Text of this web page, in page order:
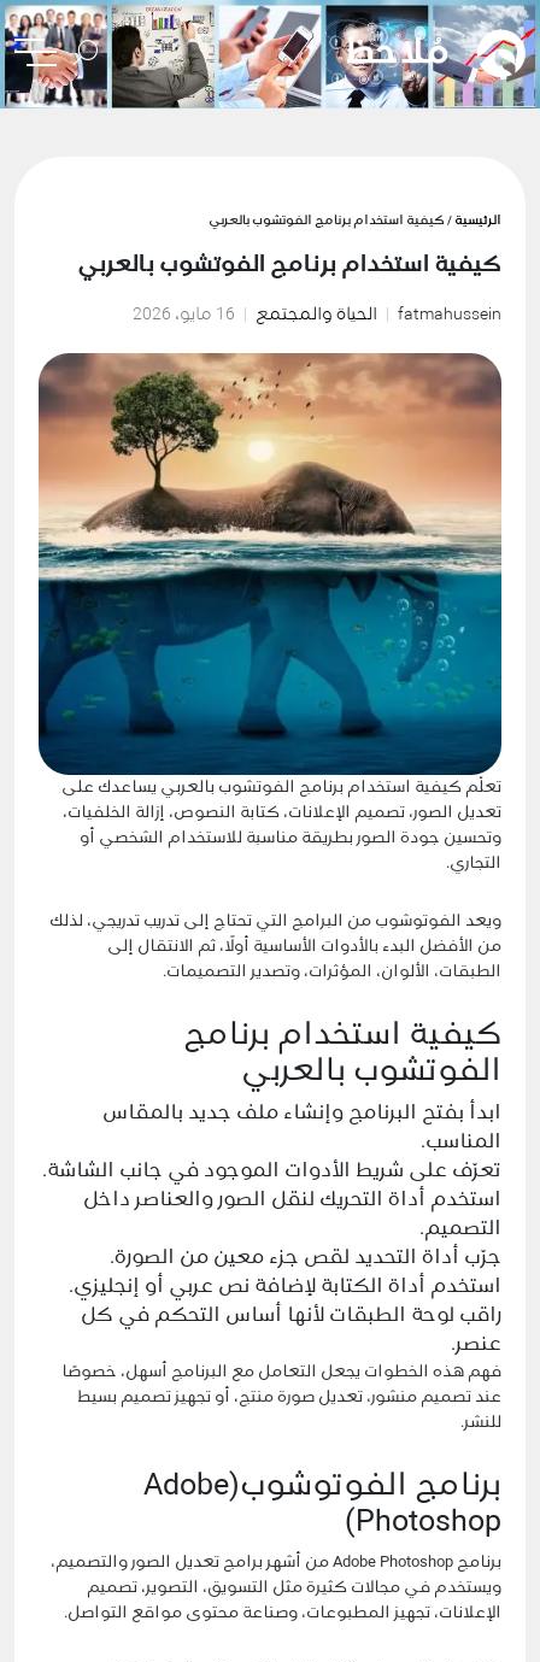
الرئيسية / كيفية استخدام برنامج الفوتشوب بالعربي
كيفية استخدام برنامج الفوتشوب بالعربي
fatmahussein الحياة والمجتمع 16 مايو، 2026
تعلّم كيفية استخدام برنامج الفوتشوب بالعربي يساعدك على
تعديل الصور، تصميم الإعلانات، كتابة النصوص، إزالة الخلفيات،
وتحسين جودة الصور بطريقة مناسبة للاستخدام الشخصي أو
التجاري.
ويعد الفوتوشوب من البرامج التي تحتاج إلى تدريب تدريجي، لذلك
من الأفضل البدء بالأدوات الأساسية أولًا، ثم الانتقال إلى
الطبقات، الألوان، المؤثرات، وتصدير التصميمات.
كيفية استخدام برنامج
الفوتشوب بالعربي
ابدأ بفتح البرنامج وإنشاء ملف جديد بالمقاس
المناسب.
تعرّف على شريط الأدوات الموجود في جانب الشاشة.
استخدم أداة التحريك لنقل الصور والعناصر داخل
التصميم.
جرّب أداة التحديد لقص جزء معين من الصورة.
استخدم أداة الكتابة لإضافة نص عربي أو إنجليزي.
راقب لوحة الطبقات لأنها أساس التحكم في كل
عنصر.
فهم هذه الخطوات يجعل التعامل مع البرنامج أسهل، خصوصًا
عند تصميم منشور، تعديل صورة منتج، أو تجهيز تصميم بسيط
للنشر.
برنامج الفوتوشوب(Adobe
Photoshop)
برنامج Adobe Photoshop من أشهر برامج تعديل الصور والتصميم،
ويستخدم في مجالات كثيرة مثل التسويق، التصوير، تصميم
الإعلانات، تجهيز المطبوعات، وصناعة محتوى مواقع التواصل.